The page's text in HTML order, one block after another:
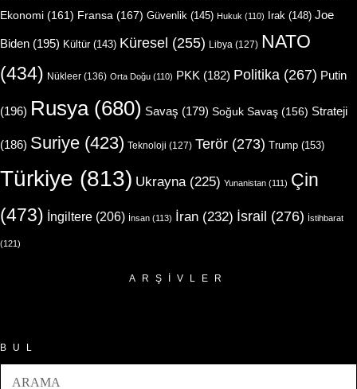
Ekonomi (161) Fransa (167) Güvenlik (145) Hukuk (110) Irak (148) Joe
Biden (195) Kültür(143) Küresel (255) Libya (127) NATO
(434) Nükleer (136) Orta Doğu (110) PKK (182) Politika (267) Putin
(196) Rusya(680) Savaş (179) Soğuk Savaş (156) Strateji
(186) Suriye (423) Teknoloji (127) Terör (273) Trump (153)
Türkiye (813) Ukrayna(225) Yunanistan (111) Çin
(473) İngiltere (206) İnsan (113) İran (232) İsrail (276) İstihbarat
(121)
ARŞIVLER
BUL